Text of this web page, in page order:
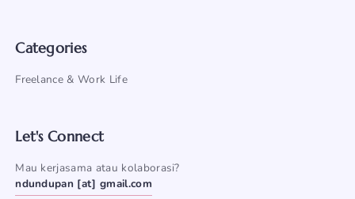
Categories
Freelance & Work Life
Let's Connect
Mau kerjasama atau kolaborasi?
ndundupan [at] gmail.com